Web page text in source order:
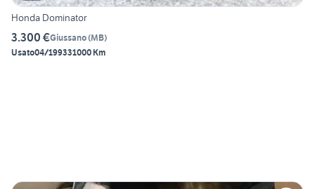
Honda Dominator
3.300 €Giussano(MB)
Usato04/199331000 Km